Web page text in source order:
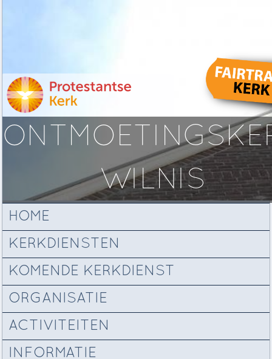
WILNIS
HOME
KERKDIENSTEN
KOMENDE KERKDIENST
ORGANISATIE
ACTIVITEITEN
INFORMATIE